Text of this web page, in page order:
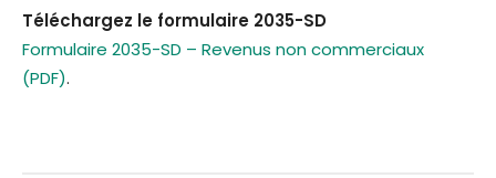
Téléchargez le formulaire 2035-SD
Formulaire 2035-SD – Revenus non commerciaux
(PDF).